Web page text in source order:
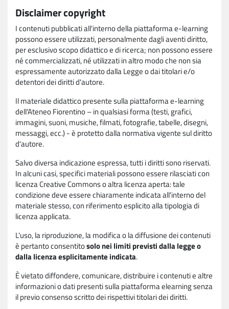
Disclaimer copyright
I contenuti pubblicati all'interno della piattaforma e-learning
possono essere utilizzati, personalmente dagli aventi diritto,
per esclusivo scopo didattico e di ricerca; non possono essere
né commercializzati, né utilizzati in altro modo che non sia
espressamente autorizzato dalla Legge o dai titolari e/o
detentori dei diritti d'autore.
Il materiale didattico presente sulla piattaforma e-learning
dell'Ateneo Fiorentino – in qualsiasi forma (testi, grafici,
immagini, suoni, musiche, filmati, fotografie, tabelle, disegni,
messaggi, ecc.) - è protetto dalla normativa vigente sul diritto
d'autore.
Salvo diversa indicazione espressa, tutti i diritti sono riservati.
In alcuni casi, specifici materiali possono essere rilasciati con
licenza Creative Commons o altra licenza aperta: tale
condizione deve essere chiaramente indicata all'interno del
materiale stesso, con riferimento esplicito alla tipologia di
licenza applicata.
L'uso, la riproduzione, la modifica o la diffusione dei contenuti
è pertanto consentitosolo nei limiti previsti dalla legge o
dalla licenza esplicitamente indicata.
È vietato diffondere, comunicare, distribuire i contenuti e altre
informazioni o dati presenti sulla piattaforma elearning senza
il previo consenso scritto dei rispettivi titolari dei diritti.